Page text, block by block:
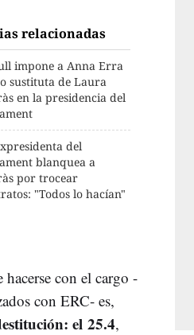
relacionadas
impone a Anna Erra
sustituta de Laura
en la presidencia del
del
blanquea a
por trocear
"Todos lo hacían"
con el cargo -
con ERC- es,
el 25.4,